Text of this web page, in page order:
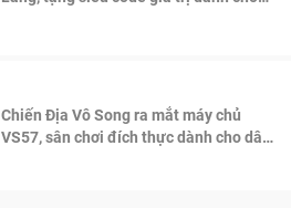
Chiến Địa Vô Song ra mắt máy chủ
VS57, sân chơi đích thực dành cho dân